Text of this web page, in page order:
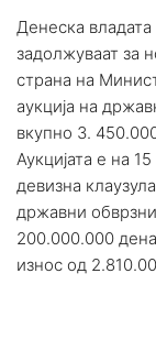
Денеска
задолжуваат за
страна на
аукција на
вкупно 3.
Аукцијата е на
девизна
државни
200.000.000
износ од